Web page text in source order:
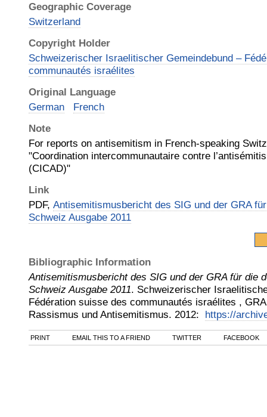
Geographic Coverage
Switzerland
Copyright Holder
Schweizerischer Israelitischer Gemeindebund –
communautés israélites
Original Language
German
French
Note
For reports on antisemitism in French-speaking
"Coordination intercommunautaire contre
(CICAD)"
Link
PDF, Antisemitismusbericht des SIG und der GRA
Schweiz Ausgabe 2011
Bibliographic Information
Antisemitismusbericht des SIG und der GRA für die
Schweiz Ausgabe 2011. Schweizerischer
Fédération suisse des communautés israélites ,
Rassismus und Antisemitismus. 2012: https://
PRINT EMAIL THIS TO A FRIEND TWITTER FACEBOOK